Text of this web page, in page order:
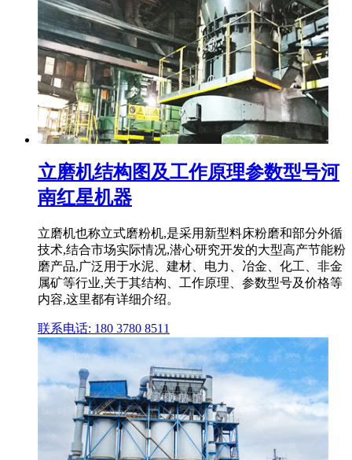
立磨机结构图及工作原理参数型号河
南红星机器
立磨机也称立式磨粉机,是采用新型料床粉磨和部分外循
技术,结合市场实际情况,潜心研究开发的大型高产节能粉
磨产品,广泛用于水泥、建材、电力、冶金、化工、非金
属矿等行业,关于其结构、工作原理、参数型号及价格等
内容,这里都有详细介绍。
联系电话: 180 3780 8511